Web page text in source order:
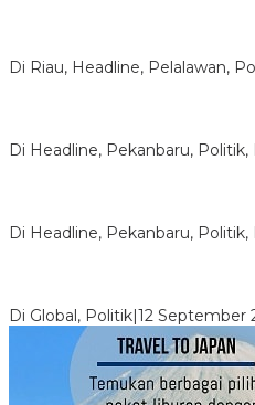
Di Riau, Headline, Pelalawan,
Di Headline, Pekanbaru, Politik,
Di Headline, Pekanbaru, Politik,
Di Global, Politik|12 September